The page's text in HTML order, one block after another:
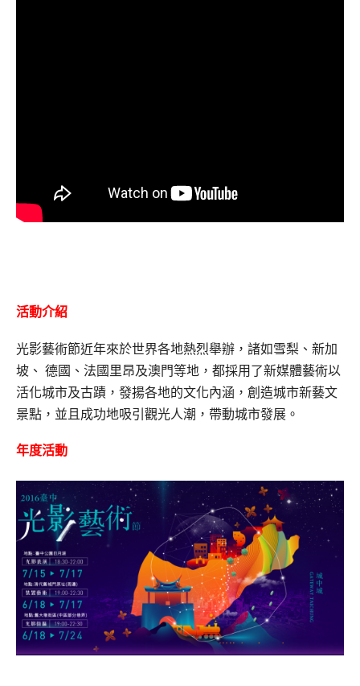
活動介紹
光影藝術節近年來於世界各地熱烈舉辦，諸如雪梨、新加
坡、 德國、法國里昂及澳門等地，都採用了新媒體藝術以
活化城市及古蹟，發揚各地的文化內涵，創造城市新藝文
景點，並且成功地吸引觀光人潮，帶動城市發展。
年度活動